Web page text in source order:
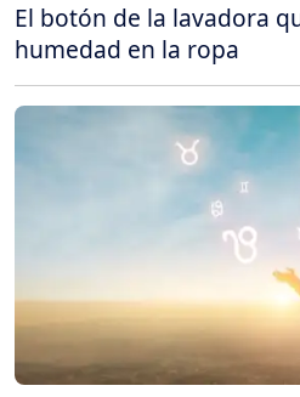
El botón de la lavadora
humedad en la ropa